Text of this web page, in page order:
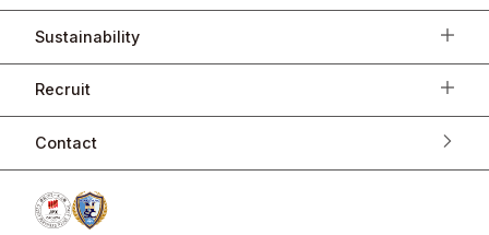
Sustainability
Recruit
Contact